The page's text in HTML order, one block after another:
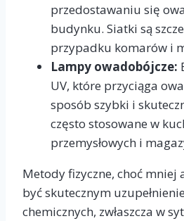
przedostawaniu się
budynku. Siatki są
przypadku komarów i
Lampy owadobójcze:
UV, które przyciąga
sposób szybki i
często stosowane w
przemysłowych i
Metody fizyczne, choć mniej
być skutecznym
chemicznych, zwłaszcza w